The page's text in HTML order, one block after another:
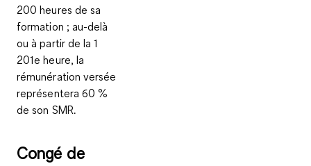
200 heures de sa
formation ; au-delà
ou à partir de la 1
201e heure, la
rémunération versée
représentera 60 %
de son SMR.
Congé de